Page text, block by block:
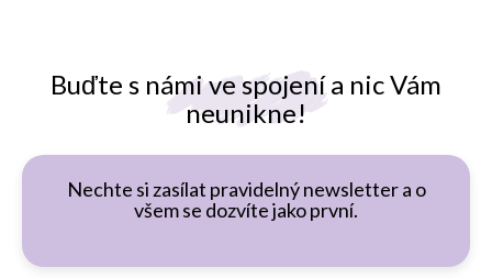
Buďte s námi ve spojení a nic Vám
neunikne!
Nechte si zasílat pravidelný newsletter a o
všem se dozvíte jako první.